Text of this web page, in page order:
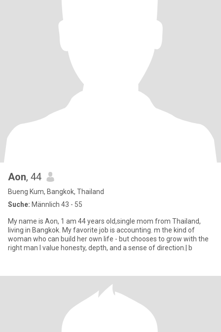
Aon, 44
Bueng Kum, Bangkok, Thailand
Suche: Männlich 43 - 55
My name is Aon, 1 am 44 years old,single mom from Thailand,
living in Bangkok. My favorite job is accounting. m the kind of
woman who can build her own life - but chooses to grow with the
right man I value honesty, depth, and a sense of direction.| b